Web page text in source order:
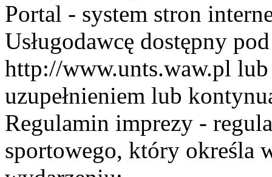
Portal - system stron
Usługodawcę dostępny
http://www.unts.waw.pl lub
uzupełnieniem lub
Regulamin imprezy -
sportowego, który określa